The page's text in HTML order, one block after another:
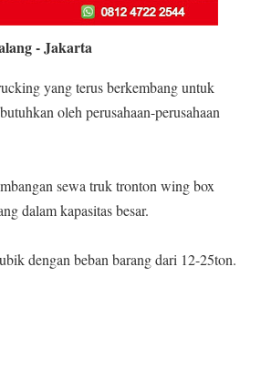
- Jakarta
yang terus berkembang untuk
oleh perusahaan-perusahaan
sewa truk tronton wing box
dalam kapasitas besar.
dengan beban barang dari 12-25ton.